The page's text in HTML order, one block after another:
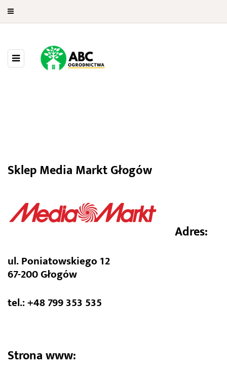
Sklep Media Markt Głogów
Adres:
ul. Poniatowskiego 12
67-200 Głogów
tel.: +48 799 353 535
Strona www: